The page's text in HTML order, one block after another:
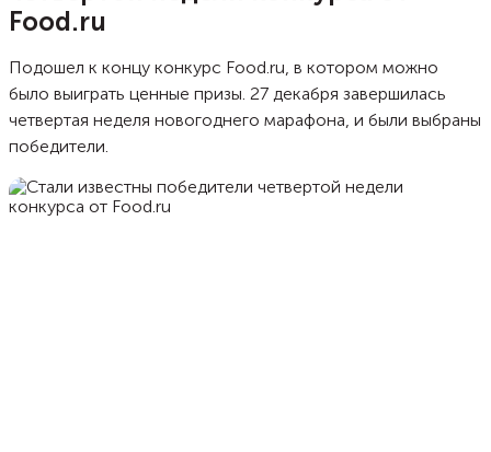
Food.ru
Подошел к концу конкурс Food.ru, в котором можно
было выиграть ценные призы. 27 декабря завершилась
четвертая неделя новогоднего марафона, и были выбраны
победители.